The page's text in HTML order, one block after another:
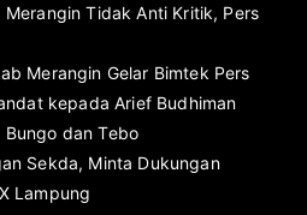
Tidak Anti Kritik, Pers
Merangin Gelar Bimtek Pers
kepada Arief Budhiman
Bungo dan Tebo
Sekda, Minta Dukungan
Lampung